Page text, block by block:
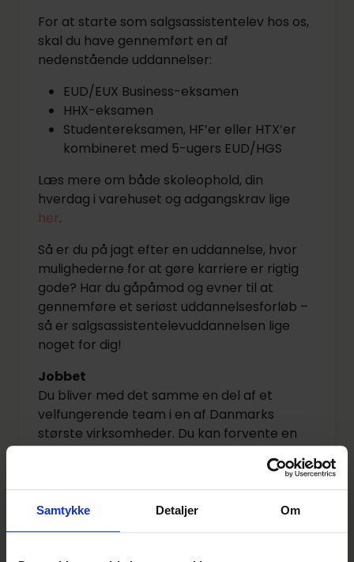
Samtykke Detaljer Om
For at starte som salgsassistentelev hos os,
skal du have gennemført en af
nedenstående uddannelser:
EUD/EUX Business-eksamen
HHX-eksamen
Studentereksamen, HF’er eller HTX’er
kombineret med 5-ugers EUD/HGS
Læs mere om både skoleophold, din
hverdag i varehuset og adgangskrav lige
her.
Så er du på jagt efter en uddannelse, hvor
mulighederne for at gøre karriere er rigtig
gode? Har du gåpåmod og evner til at
gennemføre et seriøst uddannelsesforløb –
så er salgsassistentelevuddannelsen lige
noget for dig!
Jobbet
Du bliver med det samme en del af et
velfungerende team i en af Danmarks
største virksomheder. Du kan forvente en
afvekslende hverdag, hvor du får
kundekontakt fra første dag og hurtigt
ansvar for dine egne områder.
Du arbejder blandt andet med